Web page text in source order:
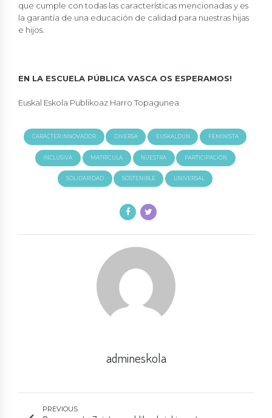
que cumple con todas las características mencionadas y es
la garantía de una educación de calidad para nuestras hijas
e hijos.
EN LA ESCUELA PÚBLICA VASCA OS ESPERAMOS!
Euskal Eskola Publikoaz Harro Topagunea
CARÁCTER INNOVADOR DIVERSA EUSKALDUN FEMINISTA
INCLUSIVA MATRÍCULA NUESTRA PARTICIPACIÓN
SOLIDARIDAD SOSTENIBLE UNIVERSAL
admineskola
PREVIOUS